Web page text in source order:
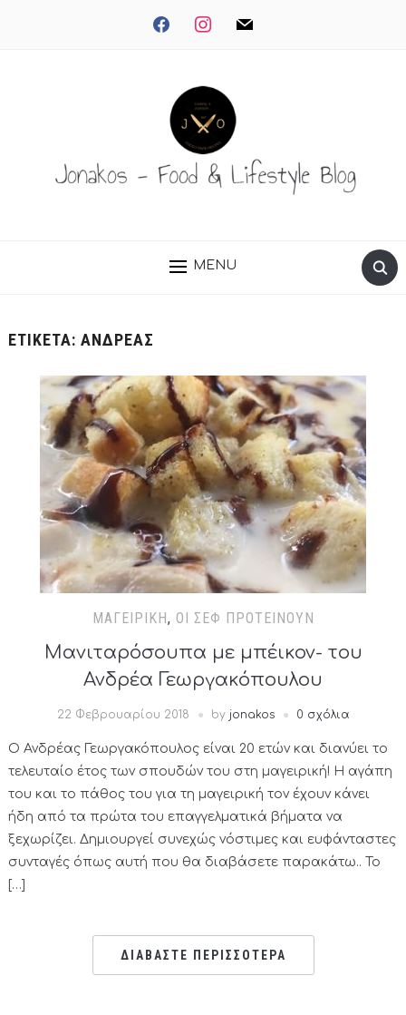
facebookinstagrammail
MENU
ΕΤΙΚΈΤΑ: ΑΝΔΡΈΑΣ
ΜΑΓΕΙΡΙΚΉ, ΟΙ ΣΕΦ ΠΡΟΤΕΊΝΟΥΝ
Μανιταρόσουπα με μπέικον- του
Ανδρέα Γεωργακόπουλου
22 Φεβρουαρίου 2018 by jonakos 0 σχόλια
Ο Ανδρέας Γεωργακόπουλος είναι 20 ετών και διανύει το
τελευταίο έτος των σπουδών του στη μαγειρική! Η αγάπη
του και το πάθος του για τη μαγειρική τον έχουν κάνει
ήδη από τα πρώτα του επαγγελματικά βήματα να
ξεχωρίζει. Δημιουργεί συνεχώς νόστιμες και ευφάνταστες
συνταγές όπως αυτή που θα διαβάσετε παρακάτω.. Το
[…]
ΔΙΑΒΑΣΤΕ ΠΕΡΙΣΣΟΤΕΡΑ